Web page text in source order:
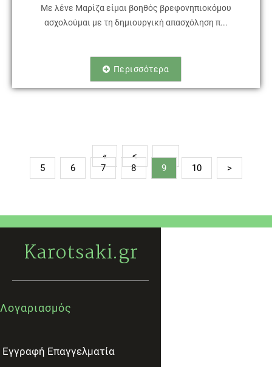
Με λένε Μαρίζα είμαι βοηθός βρεφονηπιοκόμου
ασχολούμαι με τη δημιουργική απασχόληση π...
Περισσότερα
« <
…
5
6 7 8 9 10 >
Karotsaki.gr
Λογαριασμός
Εγγραφή Επαγγελματία